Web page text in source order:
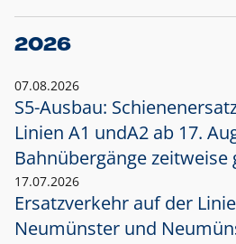
2026
07.08.2026
S5-Ausbau:
Linien A1 undA2 ab 17.
Bahnübergänge zeitweise
17.07.2026
Ersatzverkehr auf der
Neumünster und